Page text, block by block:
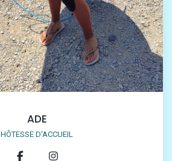
ADE
HÔTESSE D'ACCUEIL